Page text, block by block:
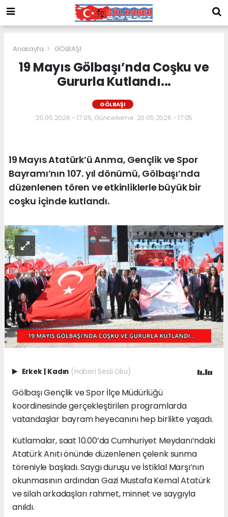
Anasayfa GÖLBAŞI
19 Mayıs Gölbaşı’nda Coşku ve
Gururla Kutlandı...
GÖLBAŞI
20.05.2026 - 17:05, Güncelleme: 20.05.2026 - 17:05
19 Mayıs Atatürk’ü Anma, Gençlik ve Spor
Bayramı’nın 107. yıl dönümü, Gölbaşı’nda
düzenlenen tören ve etkinliklerle büyük bir
coşku içinde kutlandı.
Erkek | Kadın (Haberi Sesli Oku)
Gölbaşı Gençlik ve Spor İlçe Müdürlüğü
koordinesinde gerçekleştirilen programlarda
vatandaşlar bayram heyecanını hep birlikte yaşadı.
Kutlamalar, saat 10.00’da Cumhuriyet Meydanı’ndaki
Atatürk Anıtı önünde düzenlenen çelenk sunma
töreniyle başladı. Saygı duruşu ve İstiklal Marşı’nın
okunmasının ardından Gazi Mustafa Kemal Atatürk
ve silah arkadaşları rahmet, minnet ve saygıyla
anıldı.